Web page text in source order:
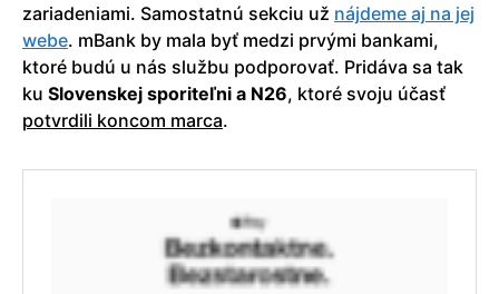
zariadeniami. Samostatnú sekciu už nájdeme aj na jej
webe. mBank by mala byť medzi prvými bankami,
ktoré budú u nás službu podporovať. Pridáva sa tak
ku Slovenskej sporiteľni a N26, ktoré svoju účasť
potvrdili koncom marca.